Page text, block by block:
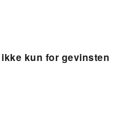
kun for gevinsten